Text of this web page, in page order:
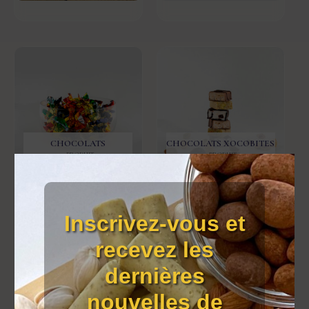
CHOCOLATS
7 PRODUIT
CHOCOLATS XOCOBITES
4 PRODUIT
Inscrivez-vous et
recevez les
dernières
nouvelles de